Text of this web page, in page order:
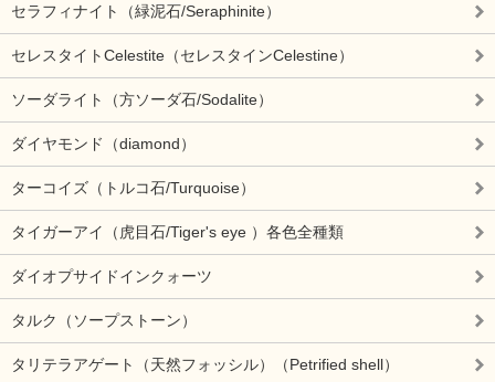
セラフィナイト（緑泥石/Seraphinite）
セレスタイトCelestite（セレスタインCelestine）
ソーダライト（方ソーダ石/Sodalite）
ダイヤモンド（diamond）
ターコイズ（トルコ石/Turquoise）
タイガーアイ（虎目石/Tiger's eye ）各色全種類
ダイオプサイドインクォーツ
タルク（ソープストーン）
タリテラアゲート（天然フォッシル）（Petrified shell）